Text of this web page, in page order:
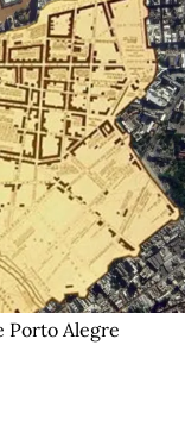
Porto Alegre